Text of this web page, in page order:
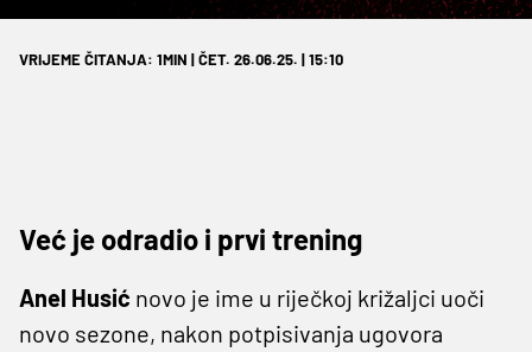
VRIJEME ČITANJA: 1MIN | ČET. 26.06.25. | 15:10
Već je odradio i prvi trening
Anel Husić novo je ime u riječkoj križaljci uoči
novo sezone, nakon potpisivanja ugovora